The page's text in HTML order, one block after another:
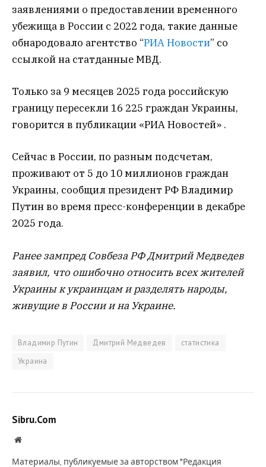
заявлениями о предоставлении временного
убежища в России с 2022 года, такие данные
обнародовало агентство “РИА Новости” со
ссылкой на статданные МВД.
Только за 9 месяцев 2025 года российскую
границу пересекли 16 225 граждан Украины,
говорится в публикации «РИА Новостей» .
Сейчас в России, по разным подсчетам,
проживают от 5 до 10 миллионов граждан
Украины, сообщил президент РФ Владимир
Путин во время пресс-конференции в декабре
2025 года.
Ранее зампред Совбеза РФ Дмитрий Медведев
заявил, что ошибочно относить всех жителей
Украины к украинцам и разделять народы,
живущие в России и на Украине.
Владимир Путин Дмитрий Медведев
статистика
Украина
Sibru.Com
Website
Материалы, публикуемые за авторством "Редакция